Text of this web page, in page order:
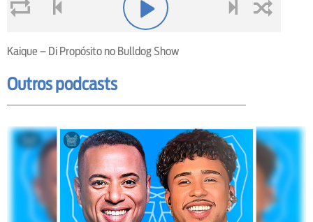
Kaique – Di Propósito no Bulldog Show
Outros podcasts